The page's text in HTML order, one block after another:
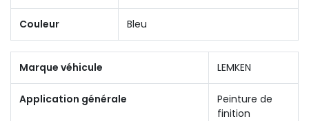
Couleur Bleu
Marque véhicule LEMKEN
Application générale
Peinture de
finition